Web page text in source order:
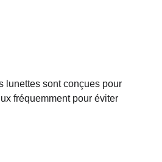
lunettes sont conçues pour
fréquemment pour éviter